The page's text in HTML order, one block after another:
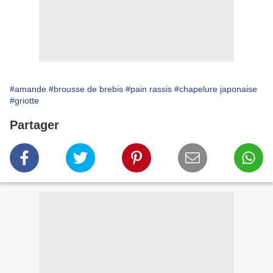
#amande #brousse de brebis #pain rassis #chapelure japonaise
#griotte
Partager